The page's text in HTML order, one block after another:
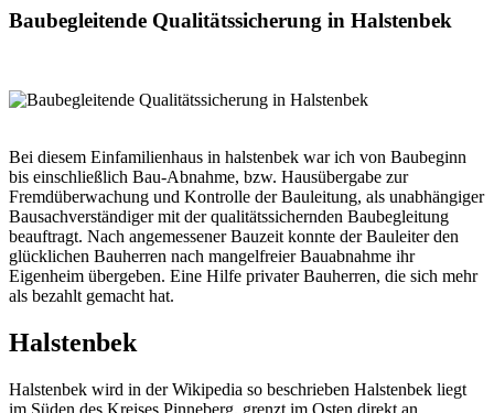
Baubegleitende Qualitätssicherung in Halstenbek
Bei diesem Einfamilienhaus in halstenbek war ich von Baubeginn
bis einschließlich Bau-Abnahme, bzw. Hausübergabe zur
Fremdüberwachung und Kontrolle der Bauleitung, als unabhängiger
Bausachverständiger mit der qualitätssichernden Baubegleitung
beauftragt. Nach angemessener Bauzeit konnte der Bauleiter den
glücklichen Bauherren nach mangelfreier Bauabnahme ihr
Eigenheim übergeben. Eine Hilfe privater Bauherren, die sich mehr
als bezahlt gemacht hat.
Halstenbek
Halstenbek wird in der Wikipedia so beschrieben Halstenbek liegt